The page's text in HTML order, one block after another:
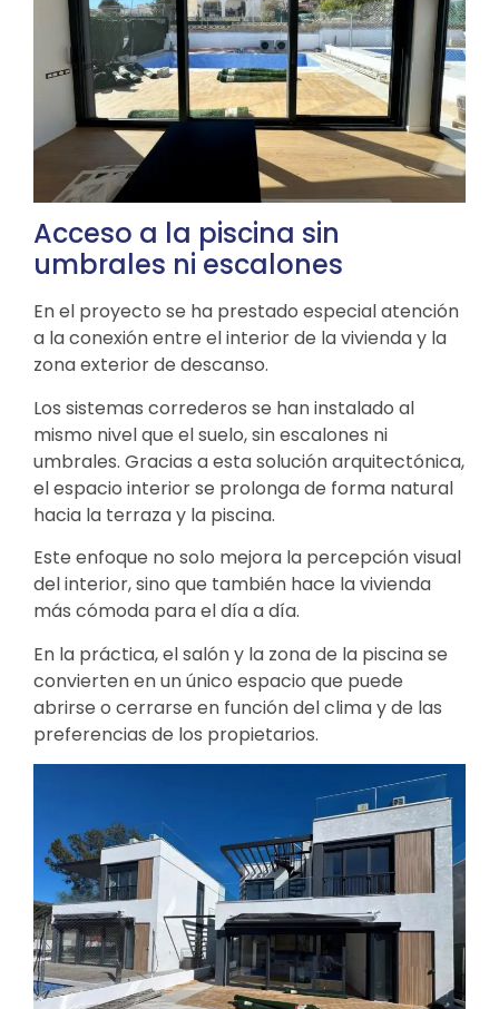
Acceso a la piscina sin
umbrales ni escalones
En el proyecto se ha prestado especial atención
a la conexión entre el interior de la vivienda y la
zona exterior de descanso.
Los sistemas correderos se han instalado al
mismo nivel que el suelo, sin escalones ni
umbrales. Gracias a esta solución arquitectónica,
el espacio interior se prolonga de forma natural
hacia la terraza y la piscina.
Este enfoque no solo mejora la percepción visual
del interior, sino que también hace la vivienda
más cómoda para el día a día.
En la práctica, el salón y la zona de la piscina se
convierten en un único espacio que puede
abrirse o cerrarse en función del clima y de las
preferencias de los propietarios.